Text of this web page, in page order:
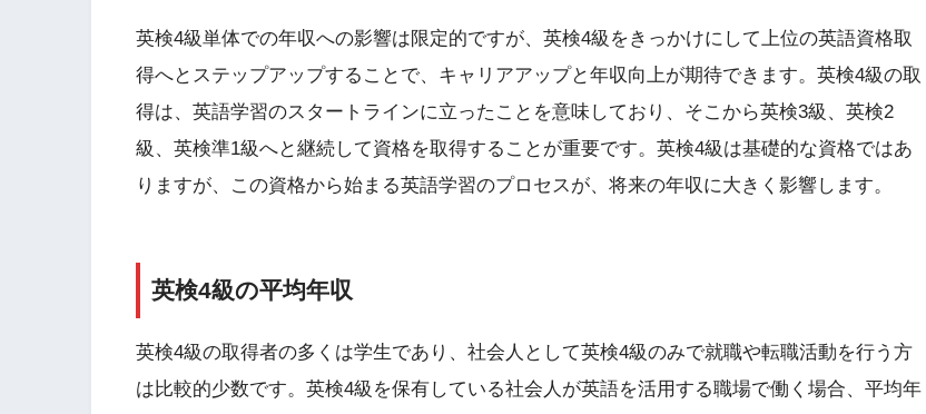
英検4級単体での年収への影響は限定的ですが、英検4級をきっかけにして上位の英語資格取
得へとステップアップすることで、キャリアアップと年収向上が期待できます。英検4級の取
得は、英語学習のスタートラインに立ったことを意味しており、そこから英検3級、英検2
級、英検準1級へと継続して資格を取得することが重要です。英検4級は基礎的な資格ではあ
りますが、この資格から始まる英語学習のプロセスが、将来の年収に大きく影響します。
英検4級の平均年収
英検4級の取得者の多くは学生であり、社会人として英検4級のみで就職や転職活動を行う方
は比較的少数です。英検4級を保有している社会人が英語を活用する職場で働く場合、平均年